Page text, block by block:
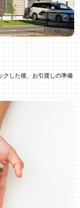
クした後、お引渡しの準備